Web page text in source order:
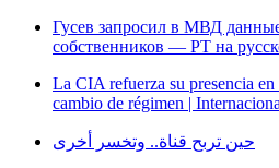
Гусев запросил в МВД
собственников — РТ на
La CIA refuerza su presencia
cambio de régimen |
حين تربح قناة.. وتخسر أخرى